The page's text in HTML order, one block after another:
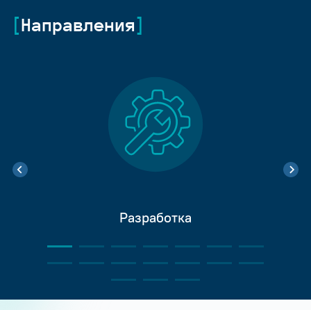
Направления
Разработка